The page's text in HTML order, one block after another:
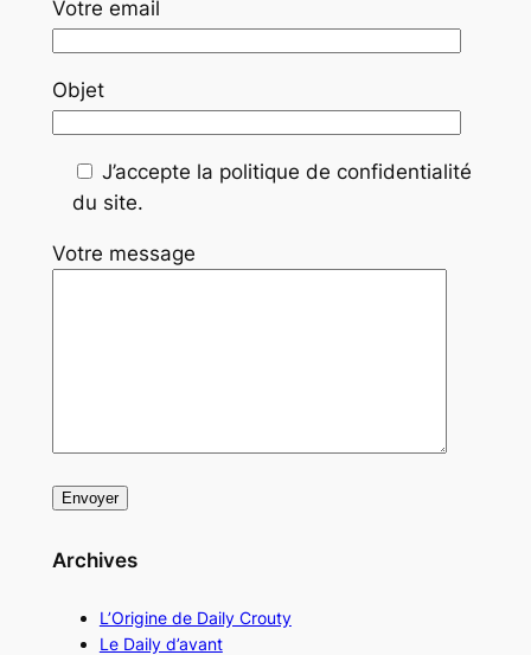
Votre email
Objet
J’accepte la politique de confidentialité
du site.
Votre message
Archives
L’Origine de Daily Crouty
Le Daily d’avant